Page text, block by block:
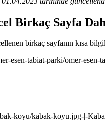
Birkaç Sayfa
birkaç sayfanın kısa
esen-tabiat-parki/omer-
koyu/kabak-koyu.jpg-|-